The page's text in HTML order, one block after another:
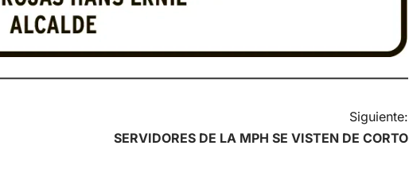
Siguiente:
SERVIDORES DE LA MPH SE VISTEN DE CORTO